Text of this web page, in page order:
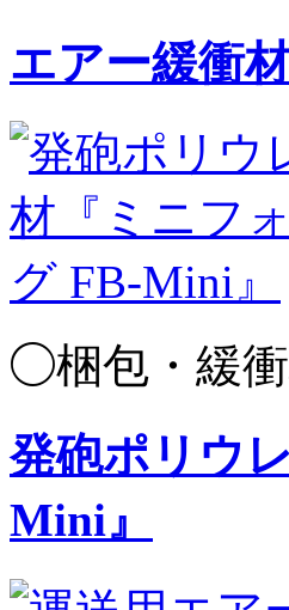
エアー緩衝
◯梱包・緩
発砲ポリウ
Mini』